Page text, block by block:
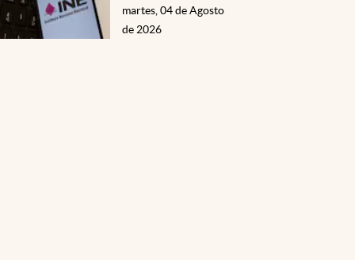
martes, 04 de Agosto
de 2026